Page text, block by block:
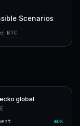
Scenarios
BTC
global
OK